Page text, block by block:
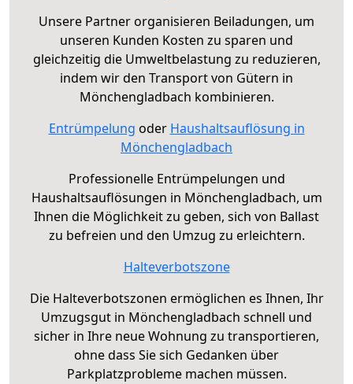
Unsere Partner organisieren Beiladungen, um
unseren Kunden Kosten zu sparen und
gleichzeitig die Umweltbelastung zu reduzieren,
indem wir den Transport von Gütern in
Mönchengladbach kombinieren.
Entrümpelung oder Haushaltsauflösung in
Mönchengladbach
Professionelle Entrümpelungen und
Haushaltsauflösungen in Mönchengladbach, um
Ihnen die Möglichkeit zu geben, sich von Ballast
zu befreien und den Umzug zu erleichtern.
Halteverbotszone
Die Halteverbotszonen ermöglichen es Ihnen, Ihr
Umzugsgut in Mönchengladbach schnell und
sicher in Ihre neue Wohnung zu transportieren,
ohne dass Sie sich Gedanken über
Parkplatzprobleme machen müssen.